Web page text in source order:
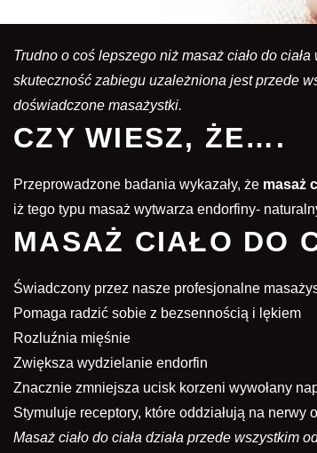
Trudno o coś lepszego niż masaż ciało do
skuteczność zabiegu uzależniona jest przede
doświadczone masażystki.
CZY WIESZ, ŻE….
Przeprowadzone badania wykazały, że masaż
iż tego typu masaż wytwarza endorfiny-
MASAŻ CIAŁO DO
Świadczony przez nasze profesjonalne
Pomaga radzić sobie z bezsennością i lękiem
Rozluźnia mięśnie
Zwiększa wydzielanie endorfin
Znacznie zmniejsza ucisk korzeni wywołany
Stymuluje receptory, które oddziałują na nerwy
Masaż ciało do ciała działa przede wszystkim